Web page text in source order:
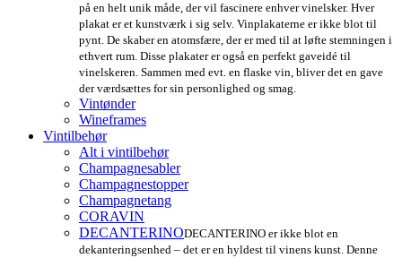
på en helt unik måde, der vil fascinere enhver vinelsker. Hver
plakat er et kunstværk i sig selv. Vinplakaterne er ikke blot til
pynt. De skaber en atomsfære, der er med til at løfte stemningen i
ethvert rum. Disse plakater er også en perfekt gaveidé til
vinelskeren. Sammen med evt. en flaske vin, bliver det en gave
der værdsættes for sin personlighed og smag.
Vintønder
Wineframes
Vintilbehør
Alt i vintilbehør
Champagnesabler
Champagnestopper
Champagnetang
CORAVIN
DECANTERINODECANTERINO er ikke blot en
dekanteringsenhed – det er en hyldest til vinens kunst. Denne